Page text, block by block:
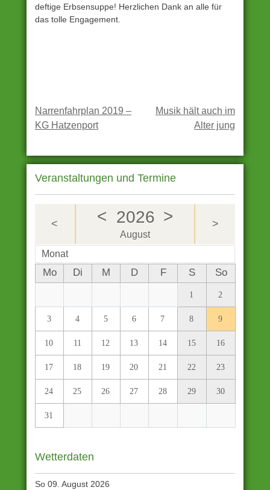
deftige Erbsensuppe! Herzlichen Dank an alle für
das tolle Engagement.
Archiv
eingestellt
Beitragsnavigation
Narrenfahrplan 2019 –
KG Hatzenport
Musik hält auch im
Alter jung
Veranstaltungen und Termine
< < 2026 >
August
>
Monat
Mo Di M D F S So
1 2
3 4 5 6 7 8 9
10 11 12 13 14 15 16
17 18 19 20 21 22 23
24 25 26 27 28 29 30
31
Wetterdaten
So 09. August 2026